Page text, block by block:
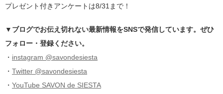
プレゼント付きアンケートは8/31まで！
▼ブログでお伝え切れない最新情報をSNSで発信しています。ぜひ
フォロー・登録ください。
・ instagram @savondesiesta
・ Twitter @savondesiesta
・ YouTube SAVON de SIESTA